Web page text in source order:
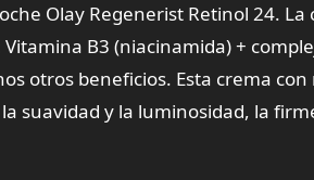
Olay Regenerist Retinol 24. La
B3 (niacinamida) +
otros beneficios. Esta crema
suavidad y la luminosidad, la